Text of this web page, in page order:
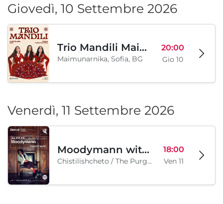
Giovedì, 10 Settembre 2026
Trio Mandili Maimunarnika- Sofia
Maimunarnika, Sofia, BG
20:00
Gio 10
Venerdì, 11 Settembre 2026
Moodymann with special guests
Chistilishcheto / The Purgatory, Sofia, BG
18:00
Ven 11